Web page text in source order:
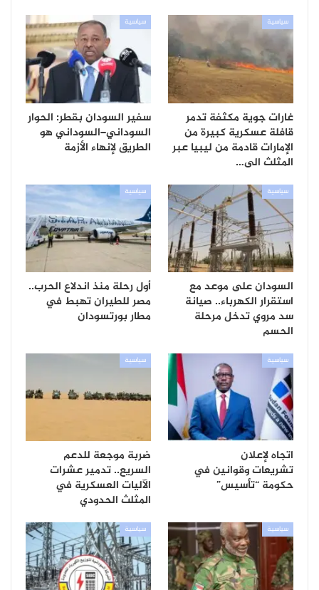
سياسية
غارات جوية مكثفة تدمر
قافلة عسكرية كبيرة من
الإمارات قادمة من ليبيا عبر
المثلث الى…
سياسية
سفير السودان بقطر: الحوار
السوداني–السوداني هو
الطريق لإنهاء الأزمة
سياسية
السودان على موعد مع
استقرار الكهرباء.. صيانة
سد مروي تدخل مرحلة
الحسم
سياسية
أول رحلة منذ اندلاع الحرب..
مصر للطيران تهبط في
مطار بورتسودان
سياسية
اتجاه لإعلان
تشريعات وقوانين في
حكومة “تأسيس”
سياسية
ضربة موجعة للدعم
السريع.. تدمير عشرات
الآليات العسكرية في
المثلث الحدودي
سياسية سياسية